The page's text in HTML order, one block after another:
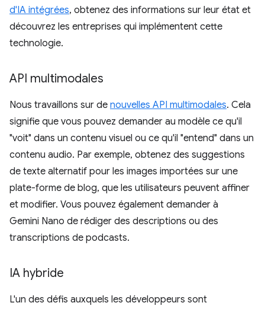
d'IA intégrées, obtenez des informations sur leur état et
découvrez les entreprises qui implémentent cette
technologie.
API multimodales
Nous travaillons sur de nouvelles API multimodales. Cela
signifie que vous pouvez demander au modèle ce qu'il
"voit" dans un contenu visuel ou ce qu'il "entend" dans un
contenu audio. Par exemple, obtenez des suggestions
de texte alternatif pour les images importées sur une
plate-forme de blog, que les utilisateurs peuvent affiner
et modifier. Vous pouvez également demander à
Gemini Nano de rédiger des descriptions ou des
transcriptions de podcasts.
IA hybride
L'un des défis auxquels les développeurs sont